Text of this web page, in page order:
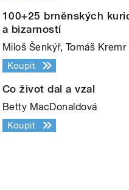
100+25 brněnských
a bizarností
Miloš Šenkýř, Tomáš Kremr
Koupit
Co život dal a vzal
Betty MacDonaldová
Koupit